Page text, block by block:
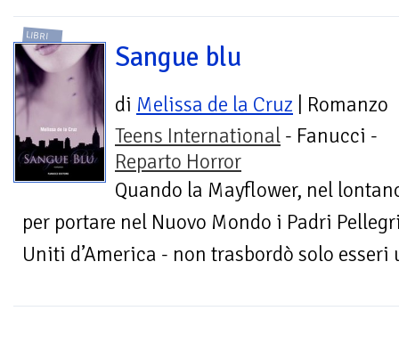
LIBRI
Sangue blu
di Melissa de la Cruz | Romanzo
Teens International - Fanucci -
Reparto Horror
Quando la Mayflower, nel
per portare nel Nuovo Mondo i Padri
Uniti d’America - non trasbordò solo